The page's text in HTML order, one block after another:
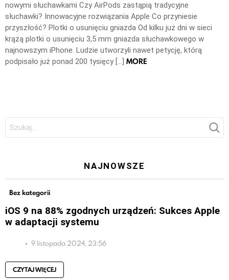
nowymi słuchawkami Czy AirPods zastąpią tradycyjne
słuchawki? Innowacyjne rozwiązania Apple Co przyniesie
przyszłość? Plotki o usunięciu gniazda Od kilku już dni w sieci
krążą plotki o usunięciu 3,5 mm gniazda słuchawkowego w
najnowszym iPhone. Ludzie utworzyli nawet petycję, którą
podpisało już ponad 200 tysięcy […] MORE
Szukaj:
NAJNOWSZE
Bez kategorii
iOS 9 na 88% zgodnych urządzeń: Sukces Apple
w adaptacji systemu
9 listopada 2024, 23:56
CZYTAJ WIĘCEJ